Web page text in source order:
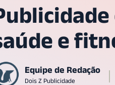
e
Equipe de Redação
Dois Z Publicidade